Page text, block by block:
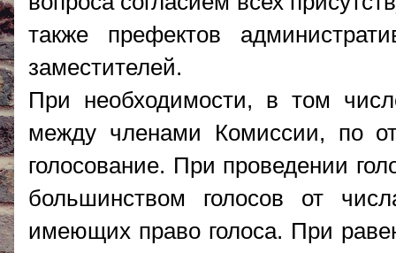
также префектов
заместителей.
При необходимости, в том
между членами Комиссии, по
голосование. При проведении
большинством голосов от
имеющих право голоса. При